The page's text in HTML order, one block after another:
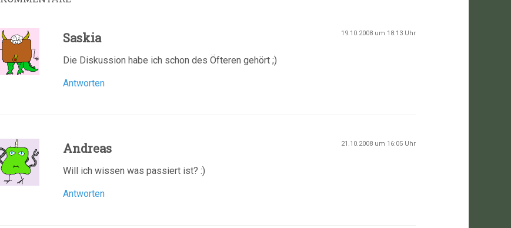
Saskia 19.10.2008 um 18:13 Uhr
Die Diskussion habe ich schon des Öfteren gehört ;)
Antworten
Andreas 21.10.2008 um 16:05 Uhr
Will ich wissen was passiert ist? :)
Antworten